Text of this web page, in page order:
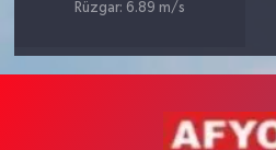
Rüzgar: 6.89 m/s